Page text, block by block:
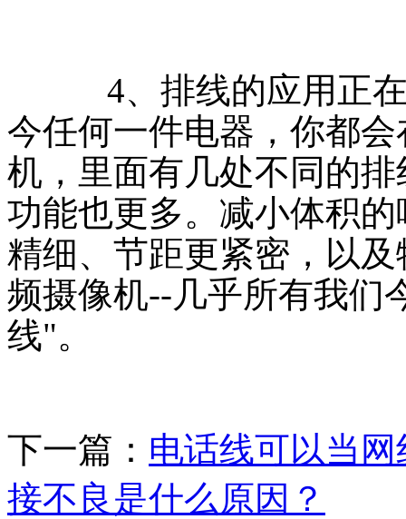
4、排线的应用正在
今任何一件电器，你都
机，里面有几处不同的
功能也更多。减小体积
精细、节距更紧密，以
频摄像机--几乎所有我们
线"。
下一篇： 电话线可以当
接不良是什么原因？